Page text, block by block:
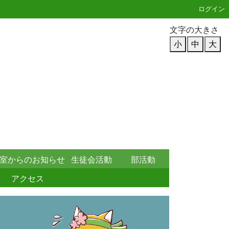
ログイン
文字の大きさ
小
中 大
からのお知らせ 生徒会活動 部活動
アクセス